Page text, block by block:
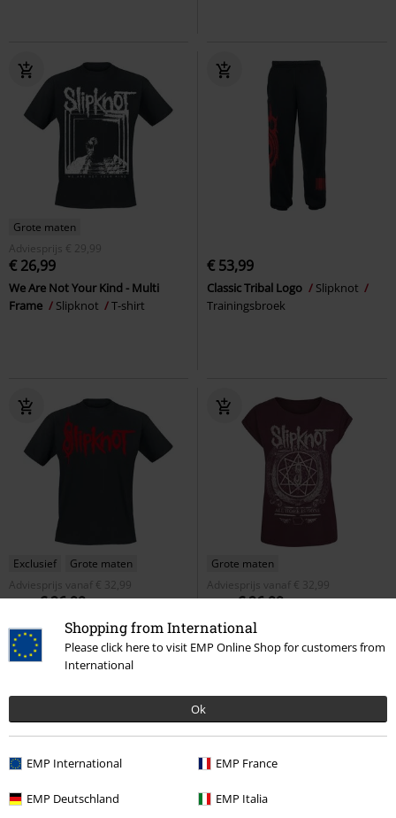
Shopping from International
Please click here to visit EMP Online Shop for customers from
International
Ok
EMP International EMP France
EMP Deutschland EMP Italia
Grote maten
Adviesprijs
€ 29,99
€ 26,99
We Are Not Your Kind - Multi
Frame
Slipknot T-shirt
€ 53,99
Classic Tribal Logo
Slipknot
Trainingsbroek
Exclusief
Grote maten
Adviesprijs
vanaf € 32,99
vanaf€ 26,99
WANYK Logo Slipknot T-shirt
Grote maten
Adviesprijs
vanaf € 32,99
vanaf€ 26,99
Blurry Slipknot